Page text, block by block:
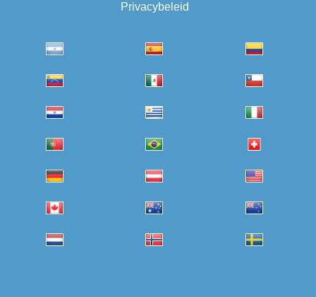
Privacybeleid